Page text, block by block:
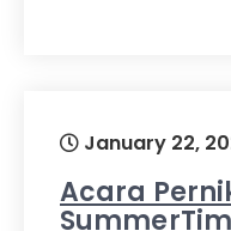
January 22,
Acara